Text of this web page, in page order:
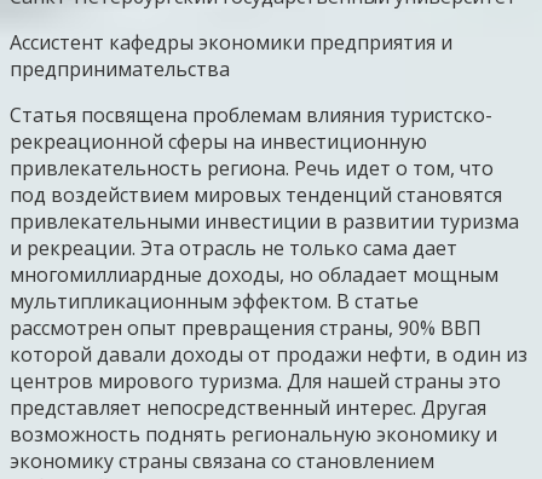
Ассистент кафедры экономики предприятия и
предпринимательства
Статья посвящена проблемам влияния туристско-
рекреационной сферы на инвестиционную
привлекательность региона. Речь идет о том, что
под воздействием мировых тенденций становятся
привлекательными инвестиции в развитии туризма
и рекреации. Эта отрасль не только сама дает
многомиллиардные доходы, но обладает мощным
мультипликационным эффектом. В статье
рассмотрен опыт превращения страны, 90% ВВП
которой давали доходы от продажи нефти, в один из
центров мирового туризма. Для нашей страны это
представляет непосредственный интерес. Другая
возможность поднять региональную экономику и
экономику страны связана со становлением